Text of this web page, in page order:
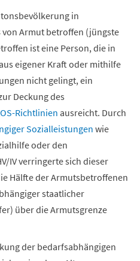
in
Armut betroffen (jüngste
ist eine Person, die in
eigener Kraft oder mithilfe
nicht gelingt, ein
Deckung des
Richtlinien ausreicht. Durch
Sozialleistungen wie
oder den
IV verringerte sich dieser
Hälfte der Armutsbetroffenen
staatlicher
über die Armutsgrenze
der bedarfsabhängigen